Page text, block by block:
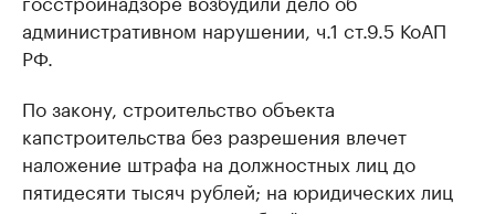
административном нарушении, ч.1 ст.9.5 КоАП
РФ.
По закону, строительство объекта
капстроительства без разрешения влечет
наложение штрафа на должностных лиц до
пятидесяти тысяч рублей; на юридических лиц